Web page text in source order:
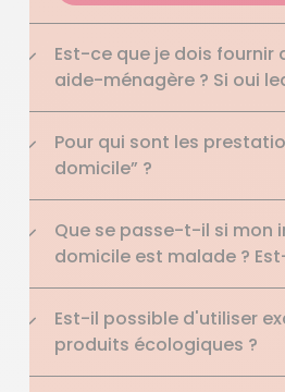
Est-ce que je dois fournir
aide-ménagère ? Si oui
Pour qui sont les
domicile” ?
Que se passe-t-il si mon
domicile est malade ?
Est-il possible d'utiliser
produits écologiques ?